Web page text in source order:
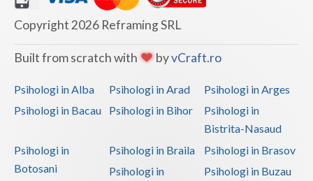
Copyright 2026 Reframing SRL
Built from scratch with byvCraft.ro
Psihologi in Alba Psihologi in Arad
Psihologi in Arges
Psihologi in Bacau
Psihologi in Bihor
Psihologi in
Bistrita-Nasaud
Psihologi in
Botosani
Psihologi in Braila
Psihologi in Brasov
Psihologi in
Psihologi in Buzau